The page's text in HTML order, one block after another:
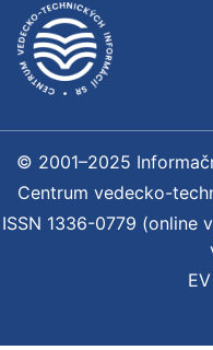
© 2001–2025
Centrum vedecko-
ISSN 1336-0779 (online